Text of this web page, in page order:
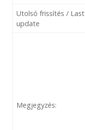
Utolsó frissítés / Last
update
Megjegyzés: